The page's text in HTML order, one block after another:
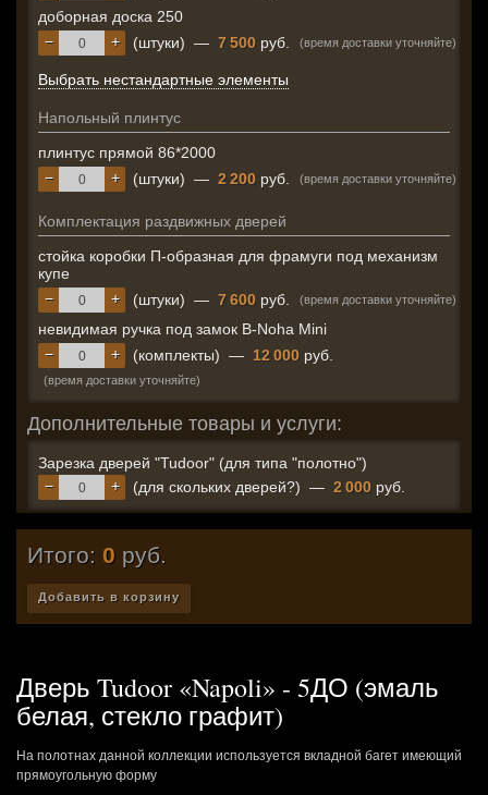
доборная доска 250
+
− (штуки) — 7 500 руб. (время доставки уточняйте)
Выбрать нестандартные элементы
Напольный плинтус
плинтус прямой 86*2000
+
− (штуки) — 2 200 руб. (время доставки уточняйте)
Комплектация раздвижных дверей
стойка коробки П-образная для фрамуги под механизм
купе
+
− (штуки) — 7 600 руб. (время доставки уточняйте)
невидимая ручка под замок B-Noha Mini
+
− (комплекты) — 12 000 руб.
(время доставки уточняйте)
Дополнительные товары и услуги:
Зарезка дверей "Tudoor" (для типа "полотно")
+
− (для скольких дверей?) — 2 000 руб.
Итого: 0 руб.
Добавить в корзину
Дверь Tudoor «Napoli» - 5ДО (эмаль
белая, стекло графит)
На полотнах данной коллекции используется вкладной багет имеющий
прямоугольную форму